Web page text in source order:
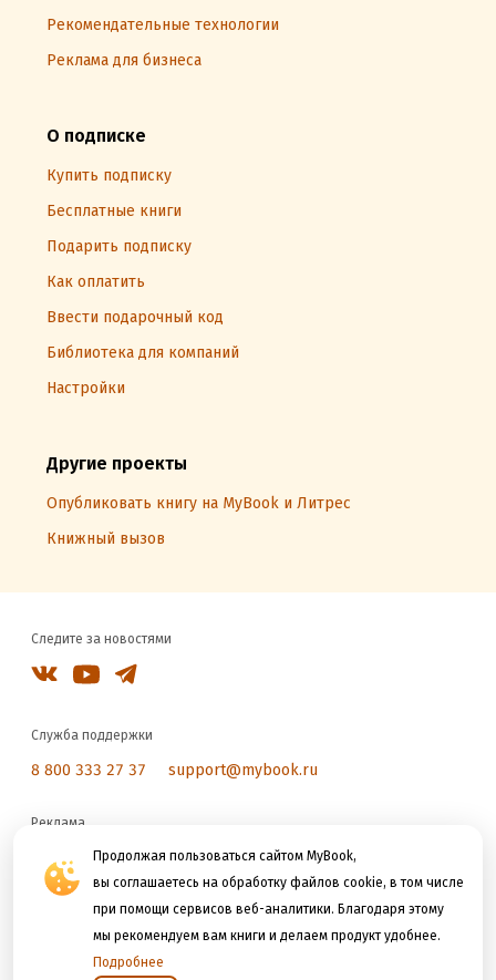
Продолжая пользоваться сайтом MyBook,
вы соглашаетесь на обработку файлов cookie, в том числе
при помощи сервисов веб-аналитики. Благодаря этому
мы рекомендуем вам книги и делаем продукт удобнее.
Подробнее
Рекомендательные технологии
Реклама для бизнеса
О подписке
Купить подписку
Бесплатные книги
Подарить подписку
Как оплатить
Ввести подарочный код
Библиотека для компаний
Настройки
Другие проекты
Опубликовать книгу на MyBook и Литрес
Книжный вызов
Следите за новостями
Служба поддержки
8 800 333 27 37 support@mybook.ru
Реклама
reklama@litres.ru
Мы принимаем к оплате